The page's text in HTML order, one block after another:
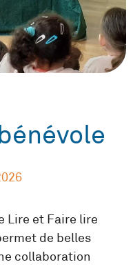
Lire et Faire lire
de belles
collaboration